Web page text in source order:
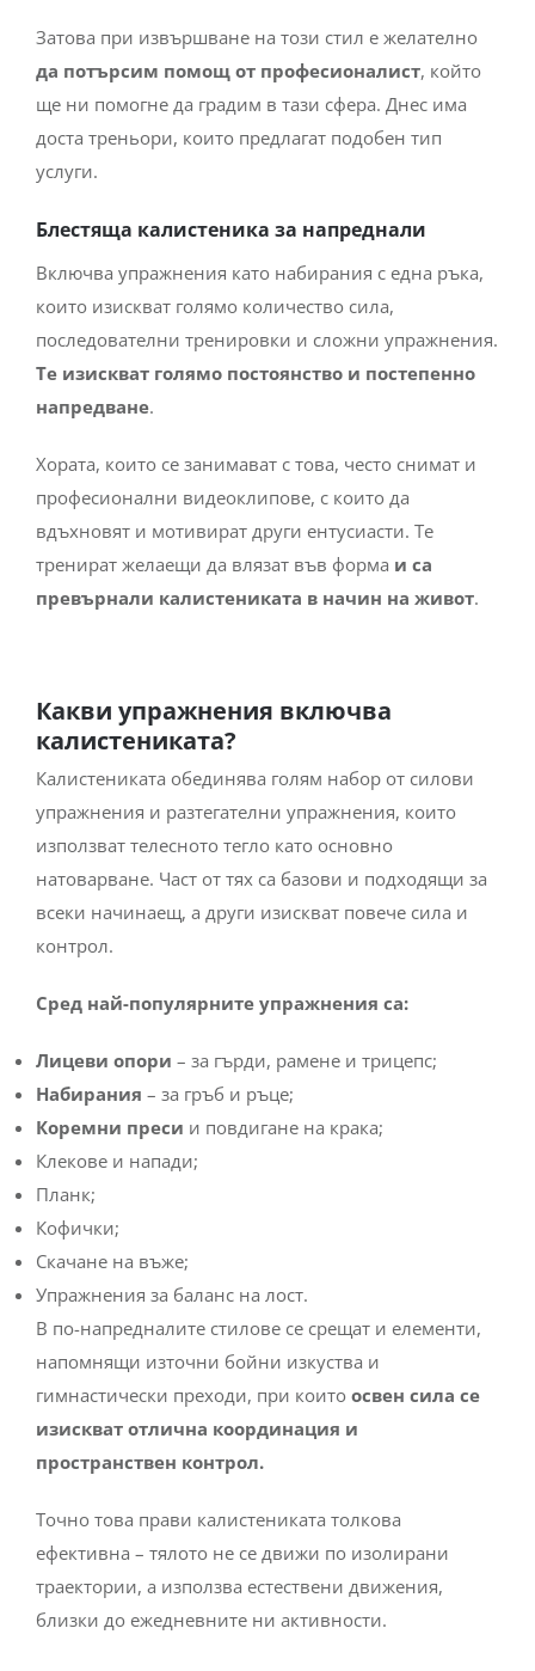
Затова при извършване на този стил е желателно
да потърсим помощ от професионалист, който
ще ни помогне да градим в тази сфера. Днес има
доста треньори, които предлагат подобен тип
услуги.
Блестяща калистеника за напреднали
Включва упражнения като набирания с една ръка,
които изискват голямо количество сила,
последователни тренировки и сложни упражнения.
Те изискват голямо постоянство и постепенно
напредване.
Хората, които се занимават с това, често снимат и
професионални видеоклипове, с които да
вдъхновят и мотивират други ентусиасти. Те
тренират желаещи да влязат във форма и са
превърнали калистениката в начин на живот.
Какви упражнения включва
калистениката?
Калистениката обединява голям набор от силови
упражнения и разтегателни упражнения, които
използват телесното тегло като основно
натоварване. Част от тях са базови и подходящи за
всеки начинаещ, а други изискват повече сила и
контрол.
Сред най-популярните упражнения са:
Лицеви опори – за гърди, рамене и трицепс;
Набирания – за гръб и ръце;
Коремни преси и повдигане на крака;
Клекове и напади;
Планк;
Кофички;
Скачане на въже;
Упражнения за баланс на лост.
В по-напредналите стилове се срещат и елементи,
напомнящи източни бойни изкуства и
гимнастически преходи, при които освен сила се
изискват отлична координация и
пространствен контрол.
Точно това прави калистениката толкова
ефективна – тялото не се движи по изолирани
траектории, а използва естествени движения,
близки до ежедневните ни активности.